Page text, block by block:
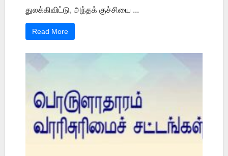
துலக்கிவிட்டு, அந்தக் குச்சியை ...
Read More